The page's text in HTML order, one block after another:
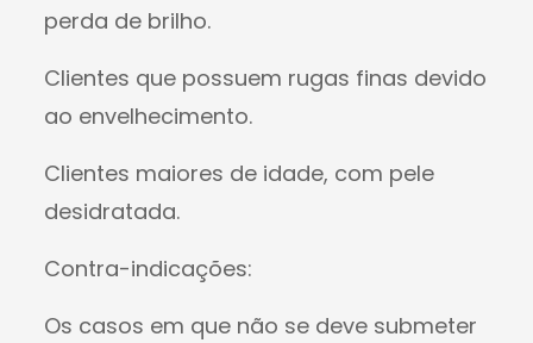
perda de brilho.
Clientes que possuem rugas finas devido
ao envelhecimento.
Clientes maiores de idade, com pele
desidratada.
Contra-indicações:
Os casos em que não se deve submeter